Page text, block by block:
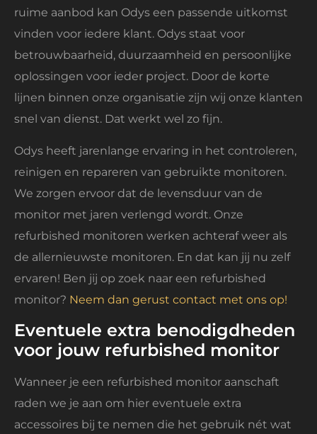
ruime aanbod kan Odys een passende uitkomst
vinden voor iedere klant. Odys staat voor
betrouwbaarheid, duurzaamheid en persoonlijke
oplossingen voor ieder project. Door de korte
lijnen binnen onze organisatie zijn wij onze klanten
snel van dienst. Dat werkt wel zo fijn.
Odys heeft jarenlange ervaring in het controleren,
reinigen en repareren van gebruikte monitoren.
We zorgen ervoor dat de levensduur van de
monitor met jaren verlengd wordt. Onze
refurbished monitoren werken achteraf weer als
de allernieuwste monitoren. En dat kan jij nu zelf
ervaren! Ben jij op zoek naar een refurbished
monitor? Neem dan gerust contact met ons op!
Eventuele extra benodigdheden
voor jouw refurbished monitor
Wanneer je een refurbished monitor aanschaft
raden we je aan om hier eventuele extra
accessoires bij te nemen die het gebruik nét wat